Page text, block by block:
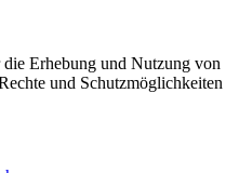
Erhebung und Nutzung von
und Schutzmöglichkeiten